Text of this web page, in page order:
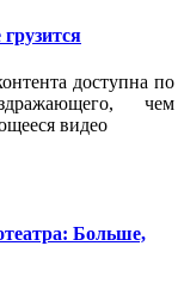
доступна по
чем
видео
Больше,